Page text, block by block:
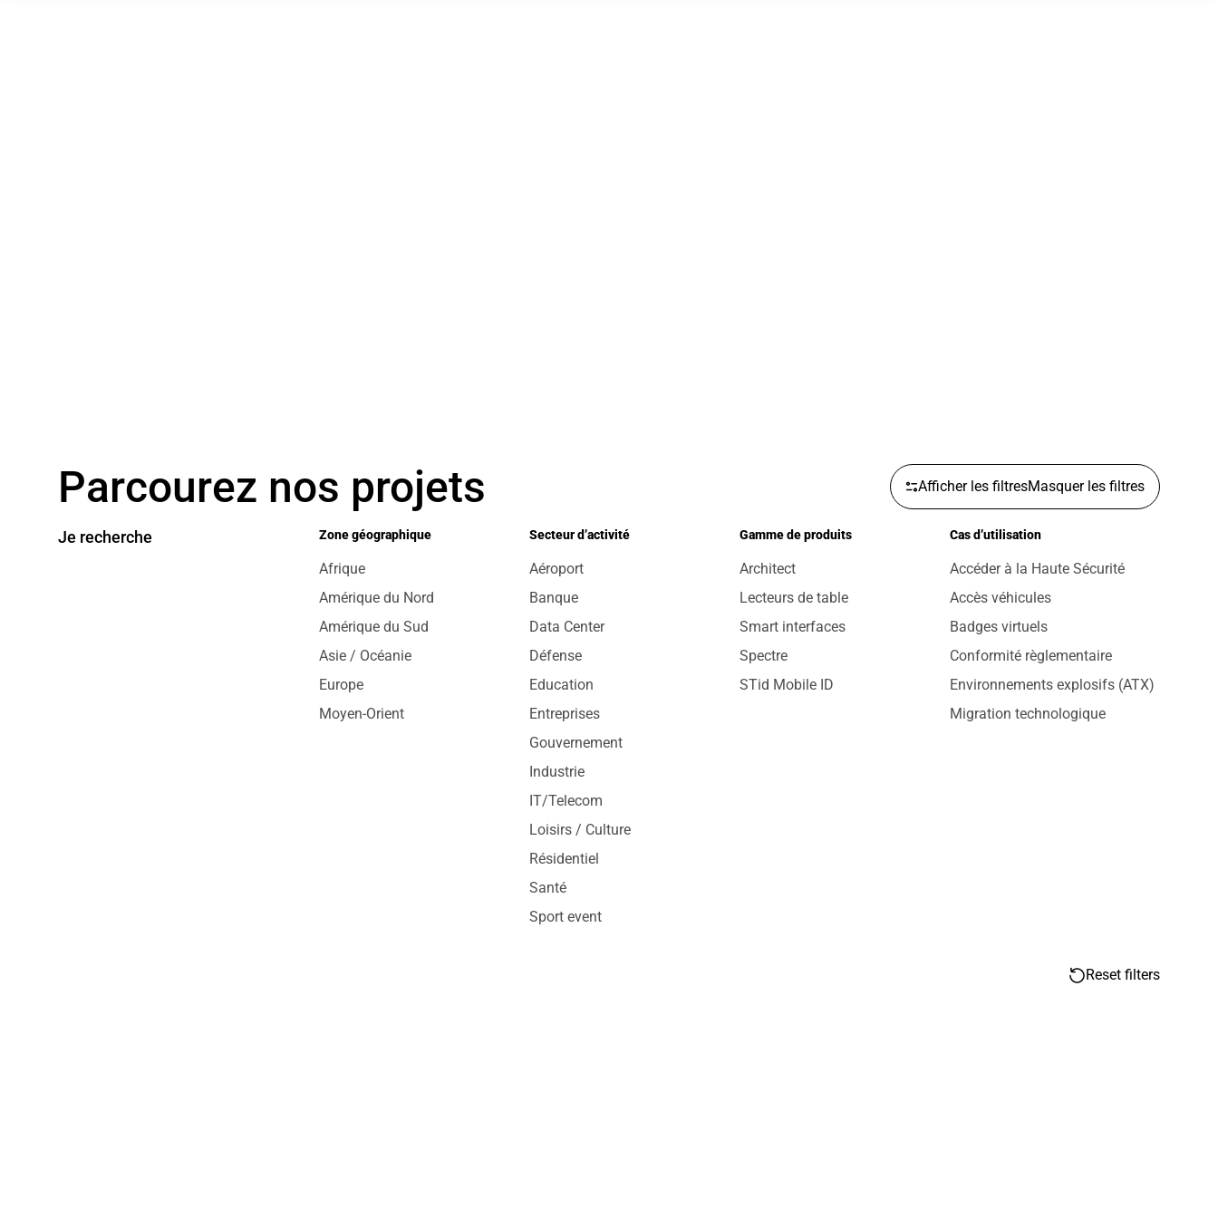
Parcourez nos projets Afficher les filtresMasquer les filtres
Je recherche Zone géographique
Afrique
Amérique du Nord
Amérique du Sud
Asie / Océanie
Europe
Moyen-Orient
Secteur d’activité
Aéroport
Banque
Data Center
Défense
Education
Entreprises
Gouvernement
Industrie
IT/Telecom
Loisirs / Culture
Résidentiel
Santé
Sport event
Gamme de produits
Architect
Lecteurs de table
Smart interfaces
Spectre
STid Mobile ID
Cas d’utilisation
Accéder à la Haute Sécurité
Accès véhicules
Badges virtuels
Conformité règlementaire
Environnements explosifs (ATX)
Migration technologique
Reset filters